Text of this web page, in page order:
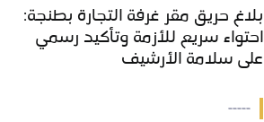
بلاغ حريق مقر غرفة التجارة بطنجة:
احتواء سريع للأزمة وتأكيد رسمي
على سلامة الأرشيف
-----